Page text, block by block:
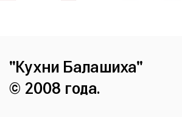
"Кухни Балашиха"
© 2008 года.